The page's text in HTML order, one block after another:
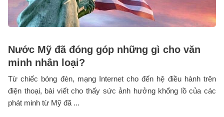
Nước Mỹ đã đóng góp những gì cho văn
minh nhân loại?
Từ chiếc bóng đèn, mạng Internet cho đến hệ điều hành trên
điện thoại, bài viết cho thấy sức ảnh hưởng khổng lồ của các
phát minh từ Mỹ đã ...